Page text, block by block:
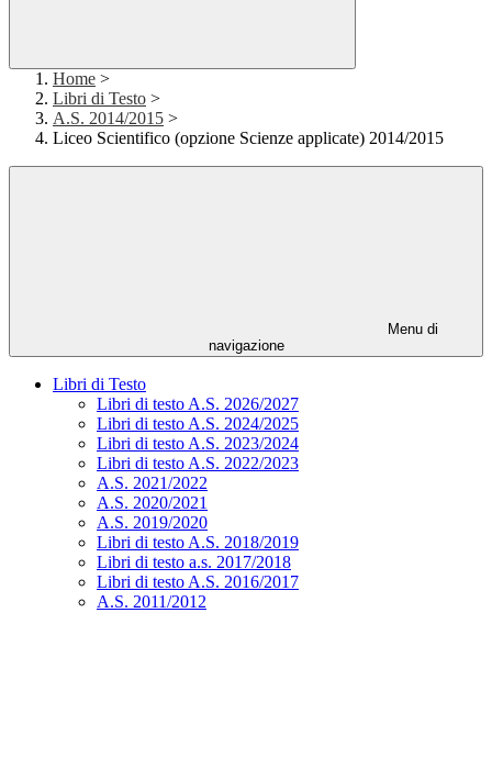
Home >
Libri di Testo >
A.S. 2014/2015 >
Liceo Scientifico (opzione Scienze applicate) 2014/2015
Menu di
navigazione
Libri di Testo
Libri di testo A.S. 2026/2027
Libri di testo A.S. 2024/2025
Libri di testo A.S. 2023/2024
Libri di testo A.S. 2022/2023
A.S. 2021/2022
A.S. 2020/2021
A.S. 2019/2020
Libri di testo A.S. 2018/2019
Libri di testo a.s. 2017/2018
Libri di testo A.S. 2016/2017
A.S. 2011/2012